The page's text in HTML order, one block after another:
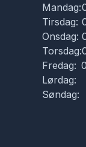
Mandag:
Tirsdag:
Onsdag:
Torsdag:
Fredag:
Lørdag:
Søndag: